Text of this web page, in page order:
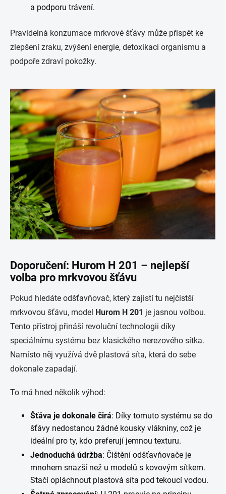
a podporu trávení.
Pravidelná konzumace mrkvové šťávy může přispět ke
zlepšení zraku, zvýšení energie, detoxikaci organismu a
podpoře zdraví pokožky.
Doporučení: Hurom H 201 – nejlepší
volba pro mrkvovou šťávu
Pokud hledáte odšťavňovač, který zajistí tu nejčistší
mrkvovou šťávu, model Hurom H 201 je jasnou volbou.
Tento přístroj přináší revoluční technologii díky
speciálnímu systému bez klasického nerezového sítka.
Namísto něj využívá dvě plastová síta, která do sebe
dokonale zapadají.
To má hned několik výhod:
Šťáva je dokonale čirá: Díky tomuto systému se do
šťávy nedostanou žádné kousky vlákniny, což je
ideální pro ty, kdo preferují jemnou texturu.
Jednoduchá údržba: Čištění odšťavňovače je
mnohem snazší než u modelů s kovovým sítkem.
Stačí opláchnout plastová síta pod tekoucí vodou.